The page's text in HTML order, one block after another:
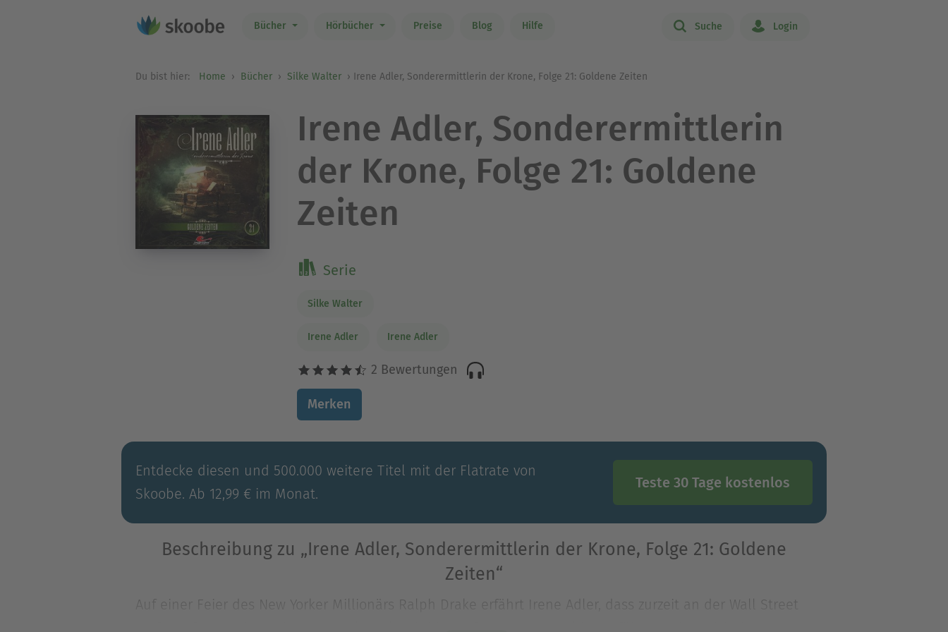
Bücher Hörbücher Preise Blog Hilfe Suche Login
Du bist hier: Home Bücher Silke Walter Irene Adler, Sonderermittlerin der Krone, Folge 21: Goldene Zeiten
Irene Adler, Sonderermittlerin
der Krone, Folge 21: Goldene
Zeiten
Serie
Silke Walter
Irene Adler Irene Adler
2 Bewertungen
Merken
Entdecke diesen und 500.000 weitere Titel mit der Flatrate von
Skoobe. Ab 12,99 € im Monat.
Teste 30 Tage kostenlos
Beschreibung zu „Irene Adler, Sonderermittlerin der Krone, Folge 21: Goldene
Zeiten“
Auf einer Feier des New Yorker Millionärs Ralph Drake erfährt Irene Adler, dass zurzeit an der Wall Street